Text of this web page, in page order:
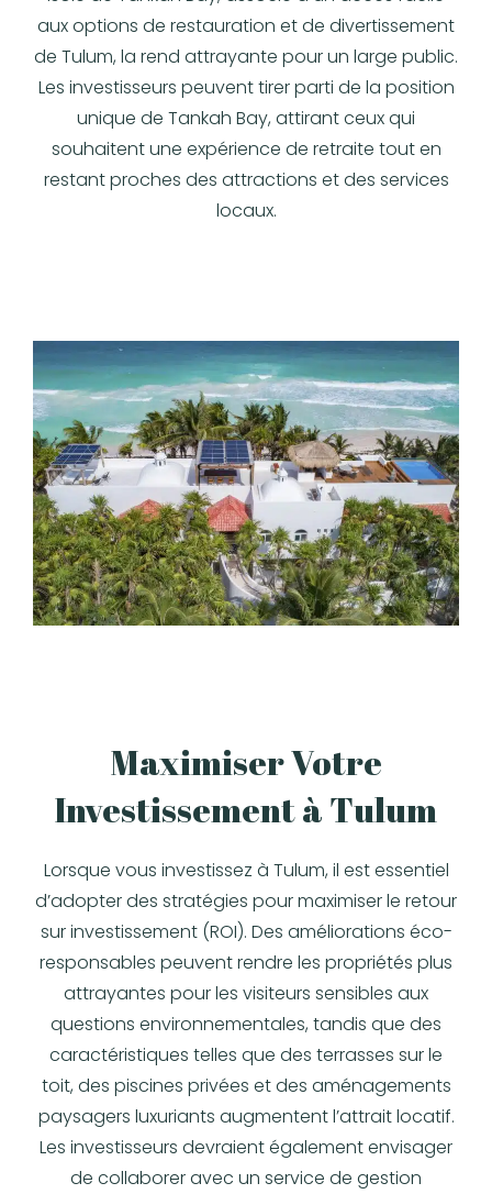
aux options de restauration et de divertissement
de Tulum, la rend attrayante pour un large public.
Les investisseurs peuvent tirer parti de la position
unique de Tankah Bay, attirant ceux qui
souhaitent une expérience de retraite tout en
restant proches des attractions et des services
locaux.
Maximiser Votre
Investissement à Tulum
Lorsque vous investissez à Tulum, il est essentiel
d’adopter des stratégies pour maximiser le retour
sur investissement (ROI). Des améliorations éco-
responsables peuvent rendre les propriétés plus
attrayantes pour les visiteurs sensibles aux
questions environnementales, tandis que des
caractéristiques telles que des terrasses sur le
toit, des piscines privées et des aménagements
paysagers luxuriants augmentent l’attrait locatif.
Les investisseurs devraient également envisager
de collaborer avec un service de gestion